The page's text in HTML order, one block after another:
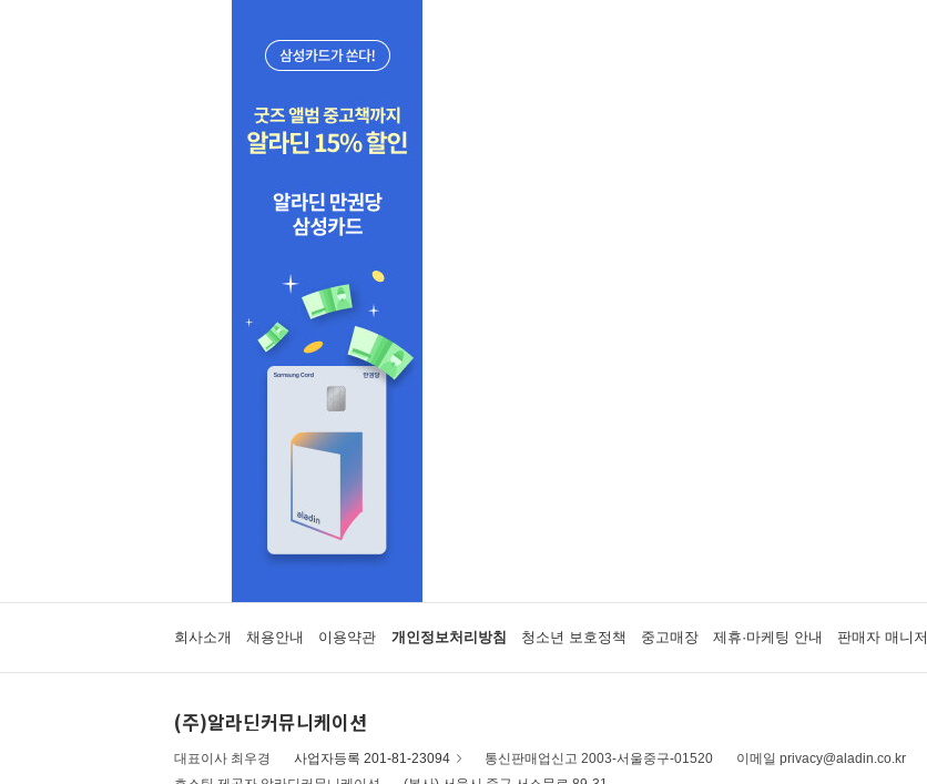
회사소개 채용안내 이용약관 개인정보처리방침 청소년 보호정책 중고매장 제휴·마케팅 안내 판매자 매니저
(주)알라딘커뮤니케이션
대표이사 최우경 사업자등록 201-81-23094 통신판매업신고 2003-서울중구-01520
이메일 privacy@aladin.co.kr